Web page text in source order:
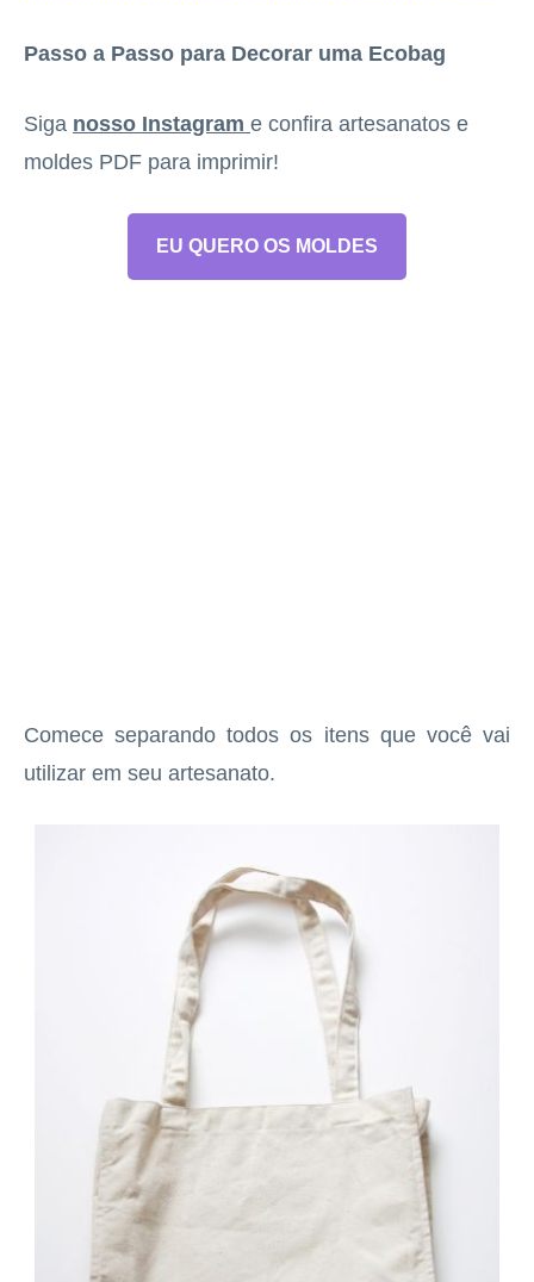
Passo a Passo para Decorar uma Ecobag
Siga nosso Instagram e confira artesanatos e
moldes PDF para imprimir!
EU QUERO OS MOLDES
Comece separando todos os itens que você vai
utilizar em seu artesanato.